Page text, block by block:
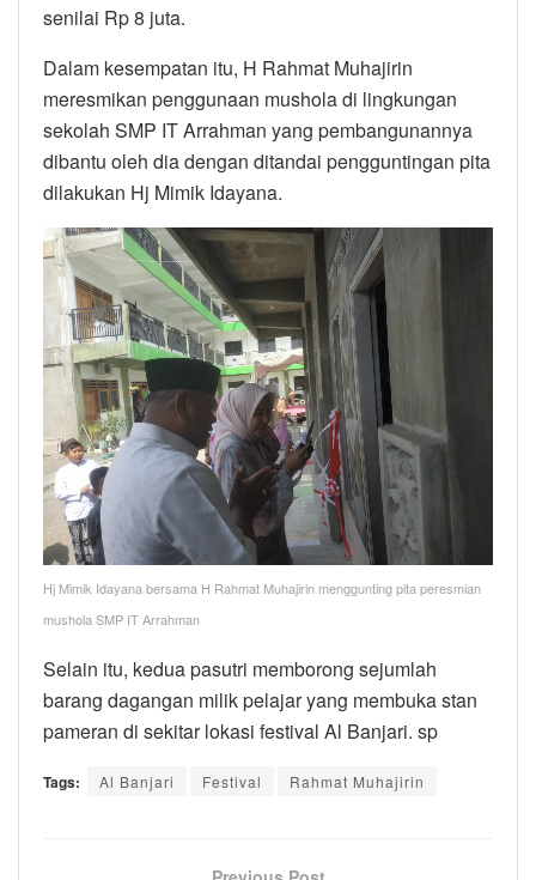
senilai Rp 8 juta.
Dalam kesempatan itu, H Rahmat Muhajirin
meresmikan penggunaan mushola di lingkungan
sekolah SMP IT Arrahman yang pembangunannya
dibantu oleh dia dengan ditandai pengguntingan pita
dilakukan Hj Mimik Idayana.
Hj Mimik Idayana bersama H Rahmat Muhajirin menggunting pita peresmian
mushola SMP IT Arrahman
Selain itu, kedua pasutri memborong sejumlah
barang dagangan milik pelajar yang membuka stan
pameran di sekitar lokasi festival Al Banjari. sp
Tags: Al Banjari Festival Rahmat Muhajirin